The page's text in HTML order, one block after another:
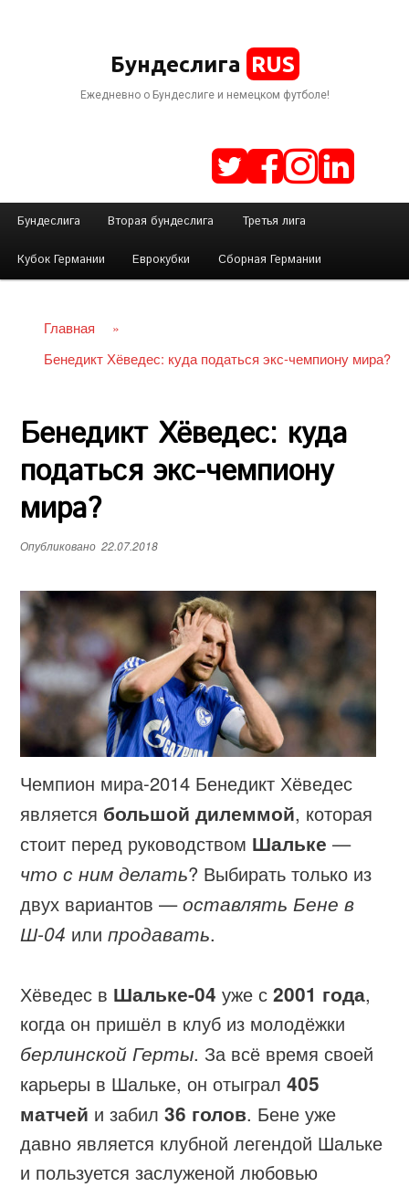
Бундеслига RUS
Ежедневно о Бундеслиге и немецком футболе!
Перейти
к
Бундеслига Вторая бундеслига Третья лига
Кубок Германии Еврокубки Сборная Германии
Главная »
Бенедикт Хёведес: куда податься экс-чемпиону мира?
Бенедикт Хёведес: куда
податься экс-чемпиону
мира?
Опубликовано 22.07.2018
Чемпион мира-2014 Бенедикт Хёведес
является большой дилеммой, которая
стоит перед руководством Шальке —
что с ним делать? Выбирать только из
двух вариантов —оставлять Бене в
Ш-04 илипродавать.
Хёведес в Шальке-04 уже с2001 года,
когда он пришёл в клуб из молодёжки
берлинской Герты. За всё время своей
карьеры в Шальке, он отыграл405
матчей и забил 36 голов. Бене уже
давно является клубной легендой Шальке
и пользуется заслуженой любовью